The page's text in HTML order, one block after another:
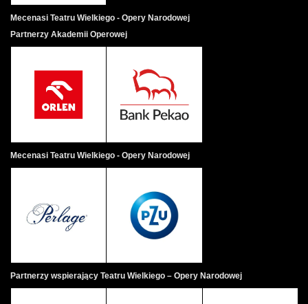
Mecenasi Teatru Wielkiego - Opery Narodowej
Partnerzy Akademii Operowej
Mecenasi Teatru Wielkiego - Opery Narodowej
Partnerzy wspierający Teatru Wielkiego – Opery Narodowej